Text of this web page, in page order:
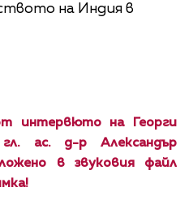
на Индия в
интервюто на Георги
ас. д-р Александър
в звуковия файл